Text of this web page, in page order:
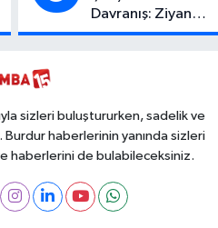
Davranış: Ziyan
Olmasın Diye
Toplayabilecek
sizleri buluştururken, sadelik ve
haberlerinin yanında sizleri
haberlerini de bulabileceksiniz.